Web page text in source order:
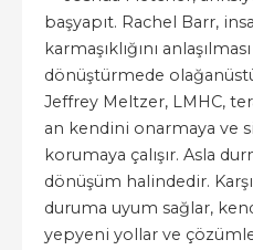
başyapıt. Rachel Barr,
karmaşıklığını
dönüştürmede
Jeffrey Meltzer, LMHC,
an kendini onarmaya ve
korumaya çalışır. Asla
dönüşüm halindedir.
duruma uyum sağlar,
yepyeni yollar ve